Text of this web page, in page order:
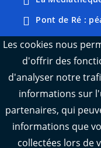
Pont de Ré :
Webcams : Ré
Webcams :
Manger 17
L'Observatoire
Maritime
Les cookies nous
d'offrir des
d'analyser notre
informations sur
partenaires, qui
informations que
collectées lors de